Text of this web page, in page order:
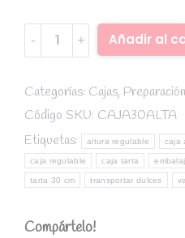
tarta
cm
(altura
regulable
20
a
30cm)
quantity
Añadir al
Categorías: Cajas,
Código SKU: CAJA30ALTA
Etiquetas:
altura regulable caja
caja regulable caja tarta
tarta 30 cm transportar dulces
Compártelo!